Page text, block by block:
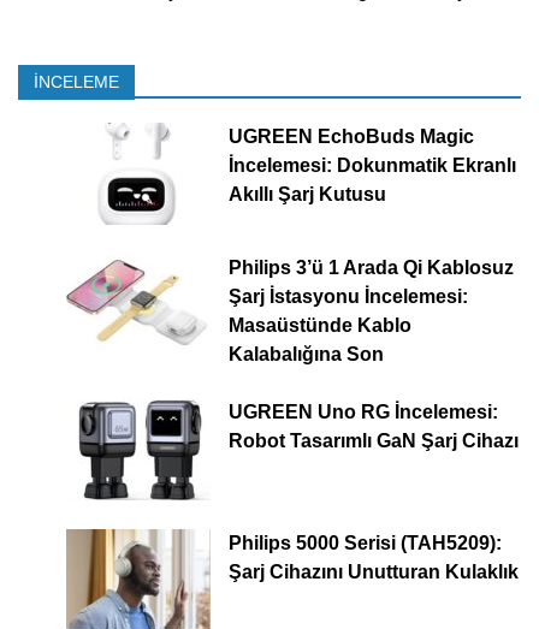
İNCELEME
UGREEN EchoBuds Magic
İncelemesi: Dokunmatik Ekranlı
Akıllı Şarj Kutusu
Philips 3’ü 1 Arada Qi Kablosuz
Şarj İstasyonu İncelemesi:
Masaüstünde Kablo
Kalabalığına Son
UGREEN Uno RG İncelemesi:
Robot Tasarımlı GaN Şarj Cihazı
Philips 5000 Serisi (TAH5209):
Şarj Cihazını Unutturan Kulaklık